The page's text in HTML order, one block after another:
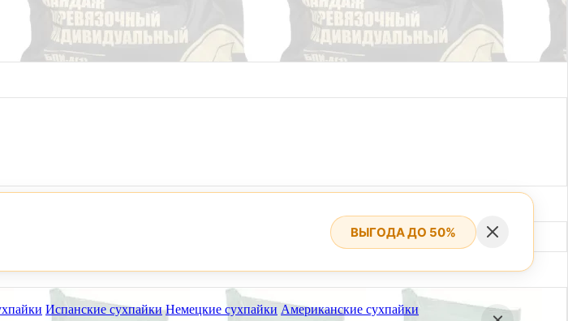
Испанские сухпайки Немецкие сухпайки Американские сухпайки
73-32
ВЫГОДА ДО 50%
в субботу 8 и 15 августа.